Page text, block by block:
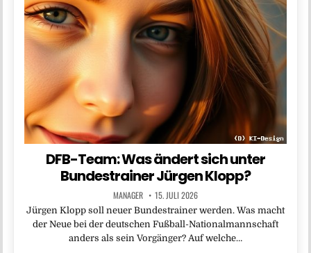
DFB-Team: Was ändert sich unter
Bundestrainer Jürgen Klopp?
MANAGER 15. JULI 2026
Jürgen Klopp soll neuer Bundestrainer werden. Was macht
der Neue bei der deutschen Fußball-Nationalmannschaft
anders als sein Vorgänger? Auf welche…